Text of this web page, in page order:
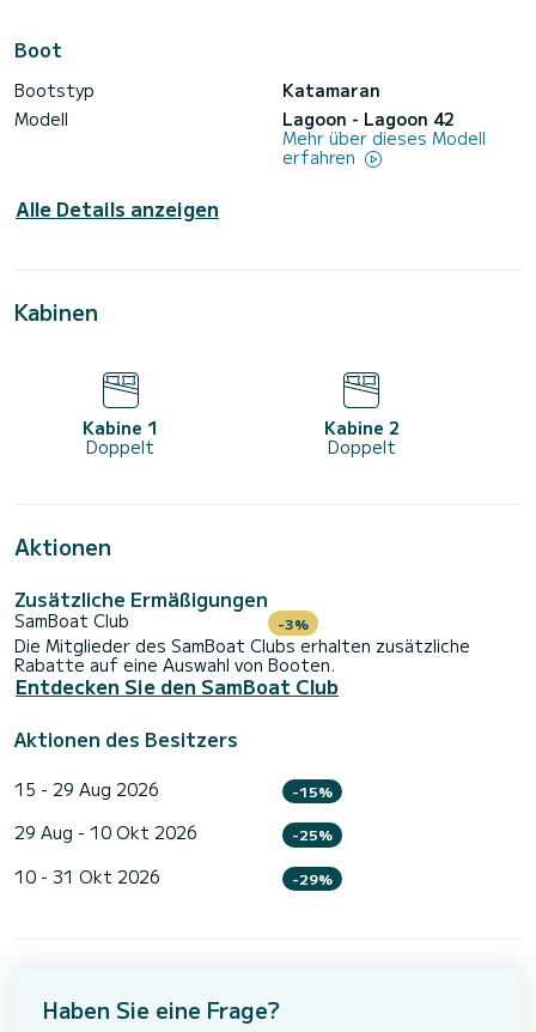
Boot
Bootstyp
Katamaran
Modell
Lagoon - Lagoon 42
Mehr über dieses Modell
erfahren
Alle Details anzeigen
Kabinen
Kabine 1
Doppelt
Kabine 2
Doppelt
Aktionen
Zusätzliche Ermäßigungen
SamBoat Club -3%
Die Mitglieder des SamBoat Clubs erhalten zusätzliche
Rabatte auf eine Auswahl von Booten.
Entdecken Sie den SamBoat Club
Aktionen des Besitzers
15 - 29 Aug 2026 -15%
29 Aug - 10 Okt 2026 -25%
10 - 31 Okt 2026 -29%
Haben Sie eine Frage?